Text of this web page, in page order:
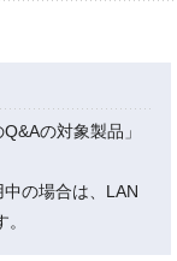
の対象製品」
の場合は、LAN